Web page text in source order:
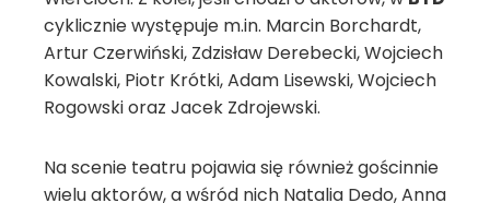
cyklicznie występuje m.in. Marcin Borchardt,
Artur Czerwiński, Zdzisław Derebecki, Wojciech
Kowalski, Piotr Krótki, Adam Lisewski, Wojciech
Rogowski oraz Jacek Zdrojewski.
Na scenie teatru pojawia się również gościnnie
wielu aktorów, a wśród nich Natalia Dedo, Anna